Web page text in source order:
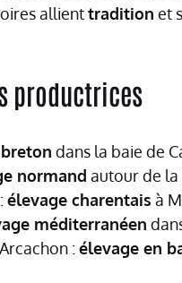
allienttradition et
productrices
dans la baie de
normand autour de la
élevage charentais à
méditerranéen
: élevage en